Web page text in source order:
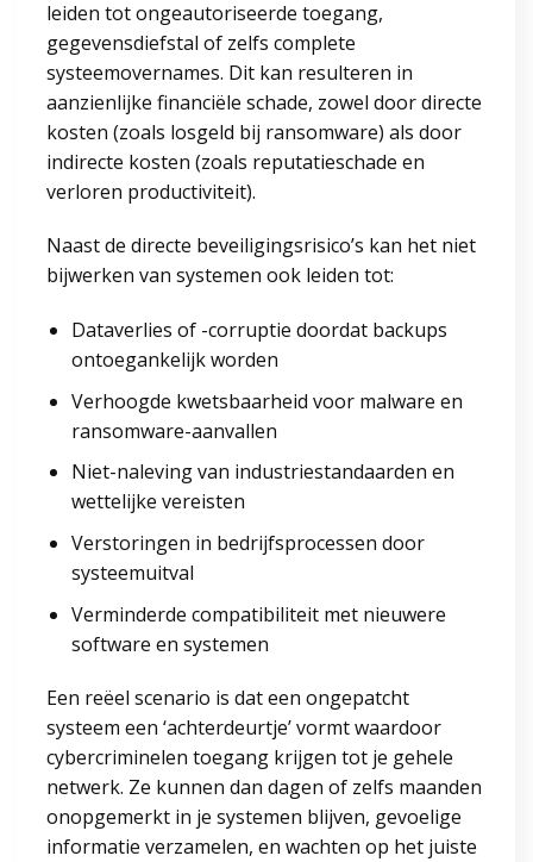
leiden tot ongeautoriseerde toegang,
gegevensdiefstal of zelfs complete
systeemovernames. Dit kan resulteren in
aanzienlijke financiële schade, zowel door directe
kosten (zoals losgeld bij ransomware) als door
indirecte kosten (zoals reputatieschade en
verloren productiviteit).
Naast de directe beveiligingsrisico’s kan het niet
bijwerken van systemen ook leiden tot:
Dataverlies of -corruptie doordat backups
ontoegankelijk worden
Verhoogde kwetsbaarheid voor malware en
ransomware-aanvallen
Niet-naleving van industriestandaarden en
wettelijke vereisten
Verstoringen in bedrijfsprocessen door
systeemuitval
Verminderde compatibiliteit met nieuwere
software en systemen
Een reëel scenario is dat een ongepatcht
systeem een ‘achterdeurtje’ vormt waardoor
cybercriminelen toegang krijgen tot je gehele
netwerk. Ze kunnen dan dagen of zelfs maanden
onopgemerkt in je systemen blijven, gevoelige
informatie verzamelen, en wachten op het juiste